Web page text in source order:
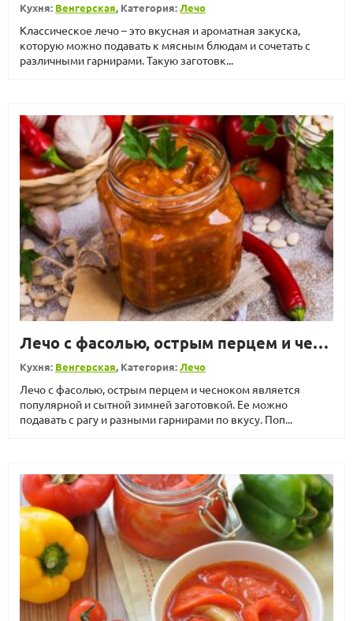
Кухня: Венгерская, Категория:Лечо
Классическое лечо – это вкусная и ароматная закуска,
которую можно подавать к мясным блюдам и сочетать с
различными гарнирами. Такую заготовк...
Лечо с фасолью, острым перцем и чесноком
Кухня: Венгерская, Категория:Лечо
Лечо с фасолью, острым перцем и чесноком является
популярной и сытной зимней заготовкой. Ее можно
подавать с рагу и разными гарнирами по вкусу. Поп...